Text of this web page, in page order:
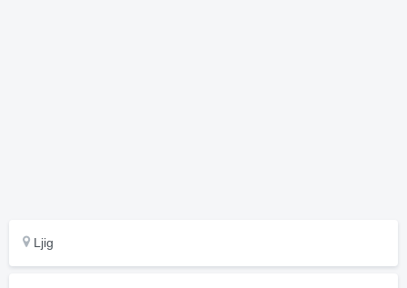
Ljig